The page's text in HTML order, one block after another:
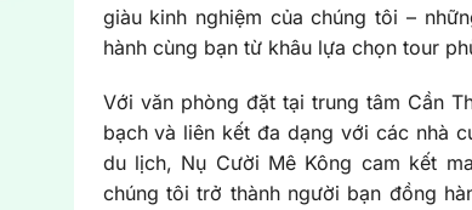
giàu kinh nghiệm của chúng tôi –
hành cùng bạn từ khâu lựa chọn tour
Với văn phòng đặt tại trung tâm Cần
bạch và liên kết đa dạng với các nhà
du lịch, Nụ Cười Mê Kông cam kết
chúng tôi trở thành người bạn đồng